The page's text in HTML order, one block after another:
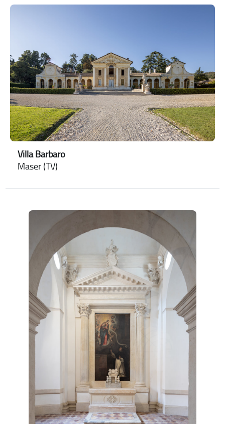
Villa Barbaro
Maser (TV)